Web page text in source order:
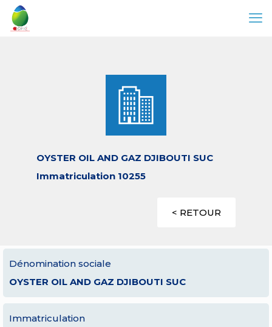
OYSTER OIL AND GAZ DJIBOUTI SUC
Immatriculation 10255
< RETOUR
Dénomination sociale
OYSTER OIL AND GAZ DJIBOUTI SUC
Immatriculation